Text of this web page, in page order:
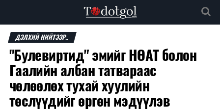
ДЭЛХИЙ НИЙТЭЭР..
"Булевиртид" эмийг НӨАТ болон
Гаалийн албан татвараас
чөлөөлөх тухай хуулийн
төслүүдийг өргөн мэдүүлэв